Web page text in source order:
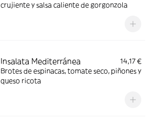
crujiente y salsa caliente de gorgonzola
Insalata Mediterránea
14,17 €
Brotes de espinacas, tomate seco, piñones y
queso ricota